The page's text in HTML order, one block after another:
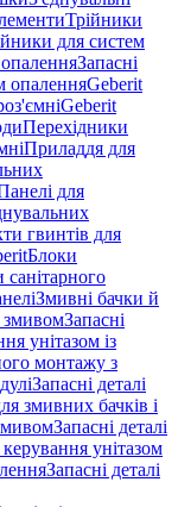
Трійники
для систем
Запасні
опаленняGeberit
Geberit
Перехідники
Приладдя для
для
гвинтів для
Блоки
санітарного
Змивні бачки й
змивомЗапасні
унітазом із
монтажу з
Запасні деталі
змивних бачків і
Запасні деталі
унітазом
Запасні деталі